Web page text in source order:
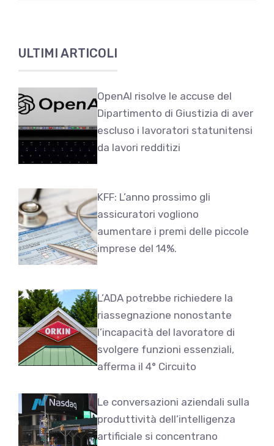
ULTIMI ARTICOLI
OpenAI risolve le accuse del
Dipartimento di Giustizia di aver
escluso i lavoratori statunitensi
da lavori redditizi
KFF: L’anno prossimo gli
assicuratori vogliono
aumentare i premi delle piccole
imprese del 14%.
L’ADA potrebbe richiedere la
riassegnazione nonostante
l’incapacità del lavoratore di
svolgere funzioni essenziali,
afferma il 4° Circuito
Le conversazioni aziendali sulla
produttività dell’intelligenza
artificiale si concentrano